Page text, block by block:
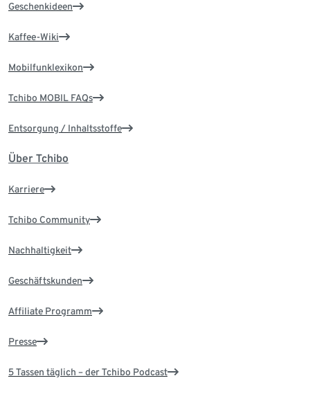
Geschenkideen
Kaffee-Wiki
Mobilfunklexikon
Tchibo MOBIL FAQs
Entsorgung / Inhaltsstoffe
Über Tchibo
Karriere
Tchibo Community
Nachhaltigkeit
Geschäftskunden
Affiliate Programm
Presse
5 Tassen täglich – der Tchibo Podcast